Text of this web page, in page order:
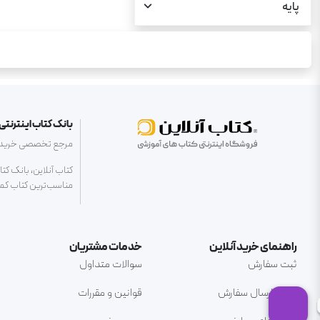
پایه
بانک کتاب
مرجع تخصصی خرید
کتاب آنلاین، بانک
مناسب‌ترین کتاب
راهنمای خرید آنلاین
ثبت سفارش
نحوه ارسال سفارش
خدمات مشتریان
سوالات متداول
قوانین و مقررات